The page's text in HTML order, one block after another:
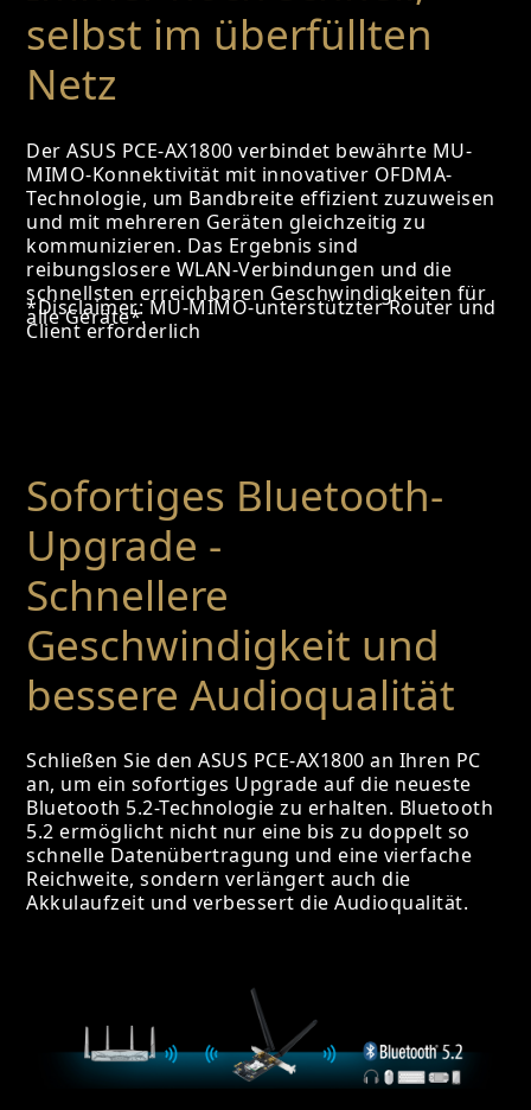
selbst im überfüllten
Netz
Der ASUS PCE-AX1800 verbindet bewährte MU-
MIMO-Konnektivität mit innovativer OFDMA-
Technologie, um Bandbreite effizient zuzuweisen
und mit mehreren Geräten gleichzeitig zu
kommunizieren. Das Ergebnis sind
reibungslosere WLAN-Verbindungen und die
schnellsten erreichbaren Geschwindigkeiten für
alle Geräte*.
*Disclaimer: MU-MIMO-unterstützter Router und
Client erforderlich
Sofortiges Bluetooth-
Upgrade -
Schnellere
Geschwindigkeit und
bessere Audioqualität
Schließen Sie den ASUS PCE-AX1800 an Ihren PC
an, um ein sofortiges Upgrade auf die neueste
Bluetooth 5.2-Technologie zu erhalten. Bluetooth
5.2 ermöglicht nicht nur eine bis zu doppelt so
schnelle Datenübertragung und eine vierfache
Reichweite, sondern verlängert auch die
Akkulaufzeit und verbessert die Audioqualität.